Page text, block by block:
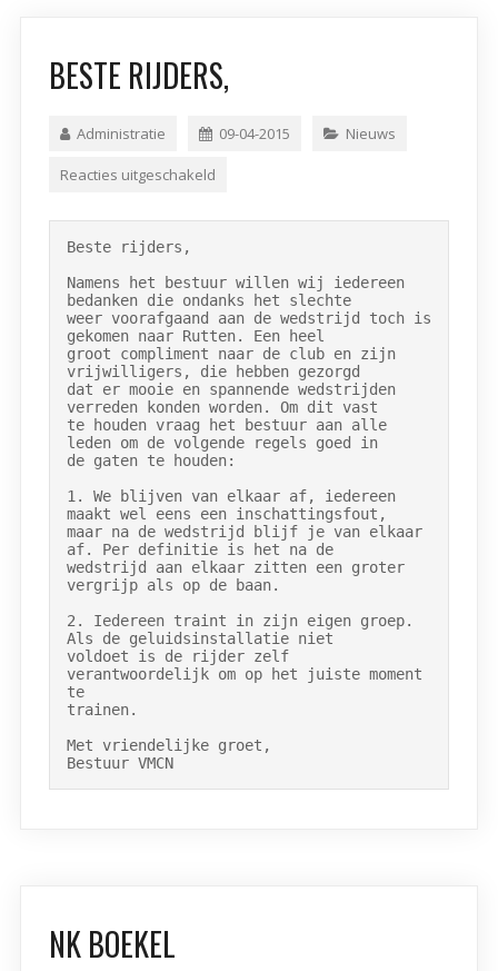
BESTE RIJDERS,
Administratie 09-04-2015 Nieuws
Reacties uitgeschakeld
Beste rijders,
Namens het bestuur willen wij iedereen
bedanken die ondanks het slechte
weer voorafgaand aan de wedstrijd toch is
gekomen naar Rutten. Een heel
groot compliment naar de club en zijn
vrijwilligers, die hebben gezorgd
dat er mooie en spannende wedstrijden
verreden konden worden. Om dit vast
te houden vraag het bestuur aan alle
leden om de volgende regels goed in
de gaten te houden:
1. We blijven van elkaar af, iedereen
maakt wel eens een inschattingsfout,
maar na de wedstrijd blijf je van elkaar
af. Per definitie is het na de
wedstrijd aan elkaar zitten een groter
vergrijp als op de baan.
2. Iedereen traint in zijn eigen groep.
Als de geluidsinstallatie niet
voldoet is de rijder zelf
verantwoordelijk om op het juiste moment
te
trainen.
Met vriendelijke groet,
Bestuur VMCN
NK BOEKEL